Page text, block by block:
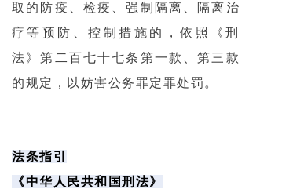
取的防疫、检疫、强制隔离、隔离治
疗等预防、控制措施的，依照《刑
法》第二百七十七条第一款、第三款
的规定，以妨害公务罪定罪处罚。
法条指引
《中华人民共和国刑法》